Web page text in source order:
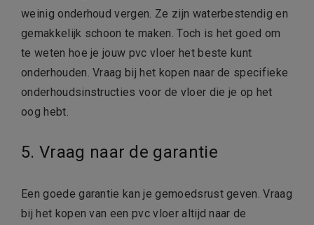
weinig onderhoud vergen. Ze zijn waterbestendig en
gemakkelijk schoon te maken. Toch is het goed om
te weten hoe je jouw pvc vloer het beste kunt
onderhouden. Vraag bij het kopen naar de specifieke
onderhoudsinstructies voor de vloer die je op het
oog hebt.
5. Vraag naar de garantie
Een goede garantie kan je gemoedsrust geven. Vraag
bij het kopen van een pvc vloer altijd naar de